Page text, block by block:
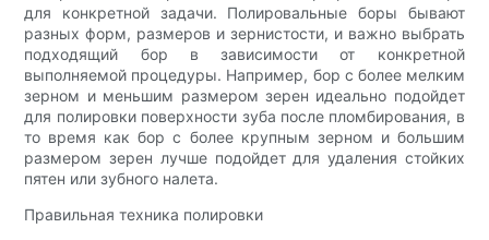
для конкретной задачи. Полировальные боры бывают
разных форм, размеров и зернистости, и важно выбрать
подходящий бор в зависимости от конкретной
выполняемой процедуры. Например, бор с более мелким
зерном и меньшим размером зерен идеально подойдет
для полировки поверхности зуба после пломбирования, в
то время как бор с более крупным зерном и большим
размером зерен лучше подойдет для удаления стойких
пятен или зубного налета.
Правильная техника полировки